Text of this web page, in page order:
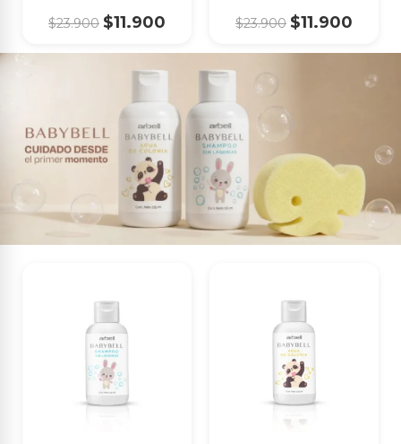
$23.900 $11.900 $23.900 $11.900